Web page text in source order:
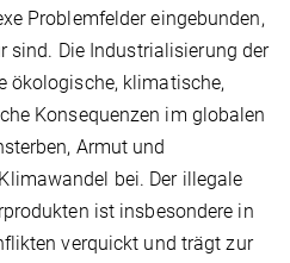
Problemfelder eingebunden,
sind. Die Industrialisierung der
ökologische, klimatische,
Konsequenzen im globalen
Armut und
bei. Der illegale
ist insbesondere in
verquickt und trägt zur